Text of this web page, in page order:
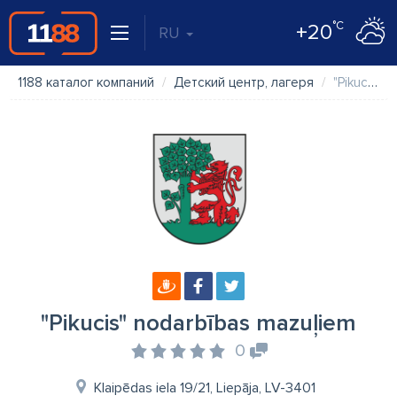
RU +20°C
1188 каталог компаний Детский центр, лагеря "Pikucis" nodarbības mazuļiem
"Pikucis" nodarbības mazuļiem
0
Klaipēdas iela 19/21, Liepāja, LV-3401